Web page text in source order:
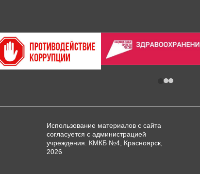
Использование материалов с сайта
согласуется с администрацией
учреждения. КМКБ №4, Красноярск,
2026